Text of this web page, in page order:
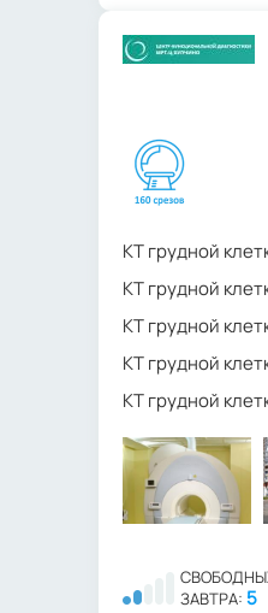
КТ грудной
КТ грудной
КТ грудной
КТ грудной
КТ грудной
ЗАВТРА: 5